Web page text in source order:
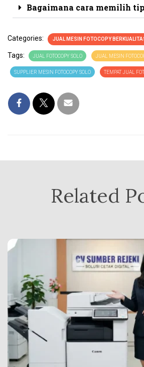
Bagaimana cara memilih
Categories: JUAL MESIN FOTOCOPY
Tags: JUAL FOTOCOPY SOLO JUAL MESIN
SUPPLIER MESIN FOTOCOPY SOLO TEMPAT JUAL
Related